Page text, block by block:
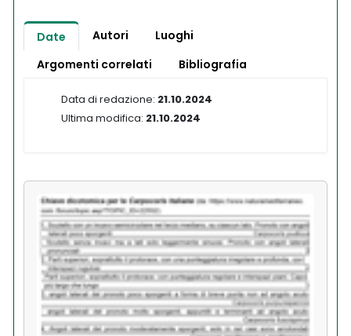
Date Autori
Luoghi
Argomenti correlati
Bibliografia
Data di redazione: 21.10.2024
Ultima modifica: 21.10.2024